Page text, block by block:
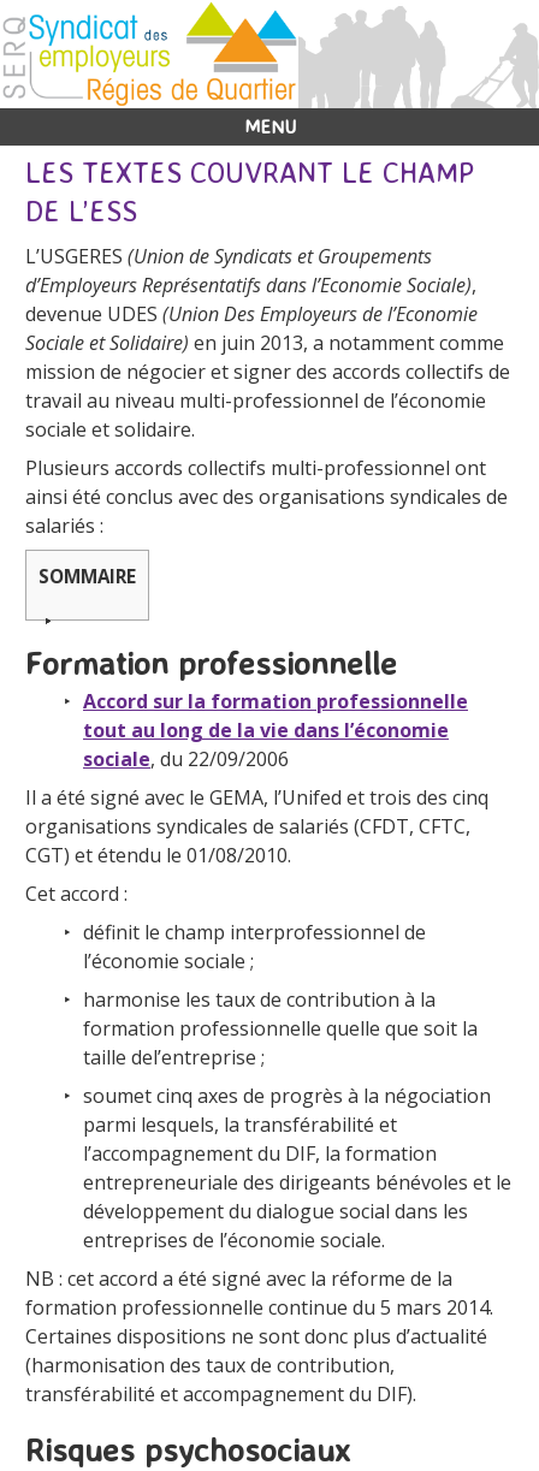
MENU
LES TEXTES COUVRANT LE CHAMP
DE L’ESS
L’USGERES (Union de Syndicats et Groupements
d’Employeurs Représentatifs dans l’Economie Sociale),
devenue UDES (Union Des Employeurs de l’Economie
Sociale et Solidaire) en juin 2013, a notamment comme
mission de négocier et signer des accords collectifs de
travail au niveau multi-professionnel de l’économie
sociale et solidaire.
Plusieurs accords collectifs multi-professionnel ont
ainsi été conclus avec des organisations syndicales de
salariés :
SOMMAIRE
Formation professionnelle
Accord sur la formation professionnelle
tout au long de la vie dans l’économie
sociale, du 22/09/2006
Il a été signé avec le GEMA, l’Unifed et trois des cinq
organisations syndicales de salariés (CFDT, CFTC,
CGT) et étendu le 01/08/2010.
Cet accord :
définit le champ interprofessionnel de
l’économie sociale ;
harmonise les taux de contribution à la
formation professionnelle quelle que soit la
taille del’entreprise ;
soumet cinq axes de progrès à la négociation
parmi lesquels, la transférabilité et
l’accompagnement du DIF, la formation
entrepreneuriale des dirigeants bénévoles et le
développement du dialogue social dans les
entreprises de l’économie sociale.
NB : cet accord a été signé avec la réforme de la
formation professionnelle continue du 5 mars 2014.
Certaines dispositions ne sont donc plus d’actualité
(harmonisation des taux de contribution,
transférabilité et accompagnement du DIF).
Risques psychosociaux